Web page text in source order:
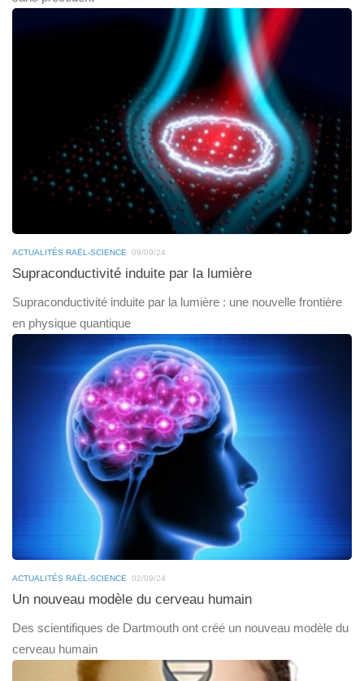
ACTUALITÉS RAËL-SCIENCE 09/09/24
Supraconductivité induite par la lumière
Supraconductivité induite par la lumière : une nouvelle frontière
en physique quantique
ACTUALITÉS RAËL-SCIENCE 02/09/24
Un nouveau modèle du cerveau humain
Des scientifiques de Dartmouth ont créé un nouveau modèle du
cerveau humain